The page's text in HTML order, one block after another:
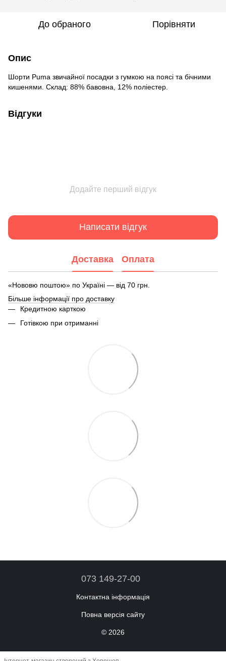
До обраного Порівняти
Опис
Шорти Puma звичайної посадки з гумкою на поясі та бічними
кишенями. Склад: 88% бавовна, 12% поліестер.
Відгуки
Додайте перший відгук
Написати відгук
Доставка Оплата
«Нововю поштою» по Україні — від 70 грн.
Більше інформації про доставку
Кредитною карткою
Готівкою при отриманні
073 149-27-00
Контактна інформація
Повна версія сайту
© 2026